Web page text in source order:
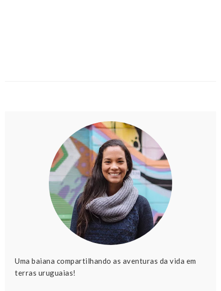
Uma baiana compartilhando as aventuras da vida em
terras uruguaias!